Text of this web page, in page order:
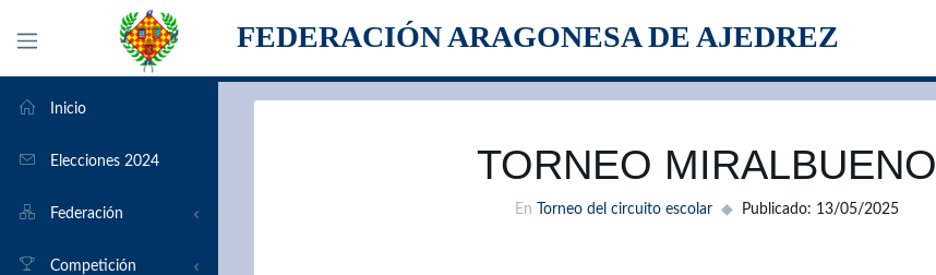
FEDERACIÓN ARAGONESA DE AJEDREZ
Inicio
Elecciones 2024
Federación
Organigrama
Competición
TORNEO MIRALBUENO
En Torneo del circuito escolar Publicado: 13/05/2025